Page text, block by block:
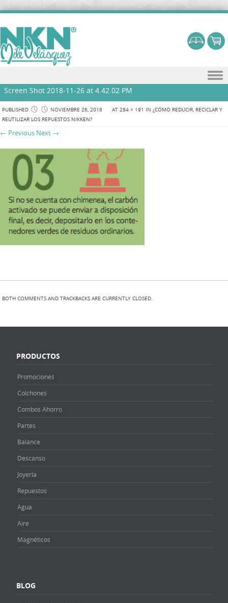
Skip to content
Screen Shot 2018-11-26 at 4.42.02 PM
PUBLISHED NOVIEMBRE 26, 2018 AT 284 × 191 IN ¿CÓMO REDUCIR, RECICLAR Y
REUTILIZAR LOS REPUESTOS NIKKEN?
← Previous Next →
BOTH COMMENTS AND TRACKBACKS ARE CURRENTLY CLOSED.
PRODUCTOS
Promociones
Colchones
Combos Ahorro
Partes
Balance
Descanso
Joyería
Repuestos
Agua
Aire
Magnéticos
BLOG